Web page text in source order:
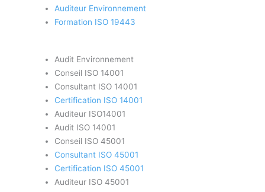
Auditeur Environnement
Formation ISO 19443
Audit Environnement
Conseil ISO 14001
Consultant ISO 14001
Certification ISO 14001
Auditeur ISO14001
Audit ISO 14001
Conseil ISO 45001
Consultant ISO 45001
Certification ISO 45001
Auditeur ISO 45001